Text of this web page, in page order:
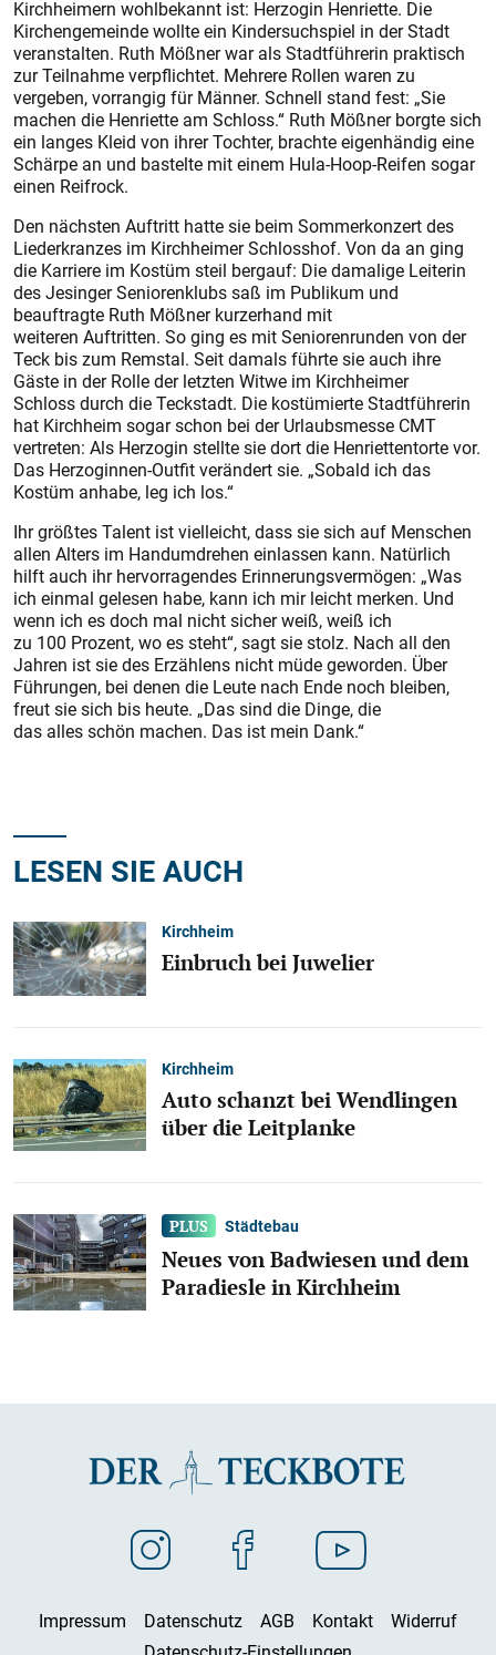
Kirchheimern wohlbekannt ist: Herzogin Henriette. Die
Kirchengemeinde wollte ein Kindersuchspiel in der Stadt
veranstalten. Ruth Mößner war als Stadtführerin praktisch
zur Teilnahme verpflichtet. Mehrere Rollen waren zu
vergeben, vorrangig für Männer. Schnell stand fest: „Sie
machen die Henriette am Schloss.“ Ruth Mößner borgte sich
ein langes Kleid von ihrer Tochter, brachte eigenhändig eine
Schärpe an und bastelte mit einem Hula-Hoop-Reifen sogar
einen Reifrock.
Den nächsten Auftritt hatte sie beim Sommerkonzert des
Liederkranzes im Kirchheimer Schlosshof. Von da an ging
die Karriere im Kostüm steil bergauf: Die damalige Leiterin
des Jesinger Seniorenklubs saß im Publikum und
beauftragte Ruth Mößner kurzerhand mit
weiteren Auftritten. So ging es mit Seniorenrunden von der
Teck bis zum Remstal. Seit damals führte sie auch ihre
Gäste in der Rolle der letzten Witwe im Kirchheimer
Schloss durch die Teckstadt. Die kostümierte Stadtführerin
hat Kirchheim sogar schon bei der Urlaubsmesse CMT
vertreten: Als Herzogin stellte sie dort die Henriettentorte vor.
Das Herzoginnen-Outfit verändert sie. „Sobald ich das
Kostüm anhabe, leg ich los.“
Ihr größtes Talent ist vielleicht, dass sie sich auf Menschen
allen Alters im Handumdrehen einlassen kann. Natürlich
hilft auch ihr hervorragendes Erinnerungsvermögen: „Was
ich einmal gelesen habe, kann ich mir leicht merken. Und
wenn ich es doch mal nicht sicher weiß, weiß ich
zu 100 Prozent, wo es steht“, sagt sie stolz. Nach all den
Jahren ist sie des Erzählens nicht müde geworden. Über
Führungen, bei denen die Leute nach Ende noch bleiben,
freut sie sich bis heute. „Das sind die Dinge, die
das alles schön machen. Das ist mein Dank.“
LESEN SIE AUCH
Kirchheim
Einbruch bei Juwelier
Kirchheim
Auto schanzt bei Wendlingen
über die Leitplanke
Städtebau
Neues von Badwiesen und dem
Paradiesle in Kirchheim
Impressum Datenschutz AGB Kontakt
Widerruf